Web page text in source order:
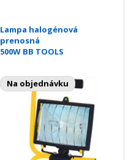
Lampa halogénová
prenosná
500W BB TOOLS
Na objednávku